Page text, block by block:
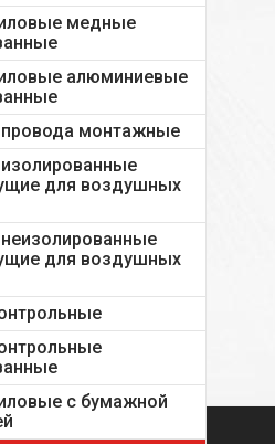
медные
алюминиевые
провода монтажные
для воздушных
для воздушных
с бумажной